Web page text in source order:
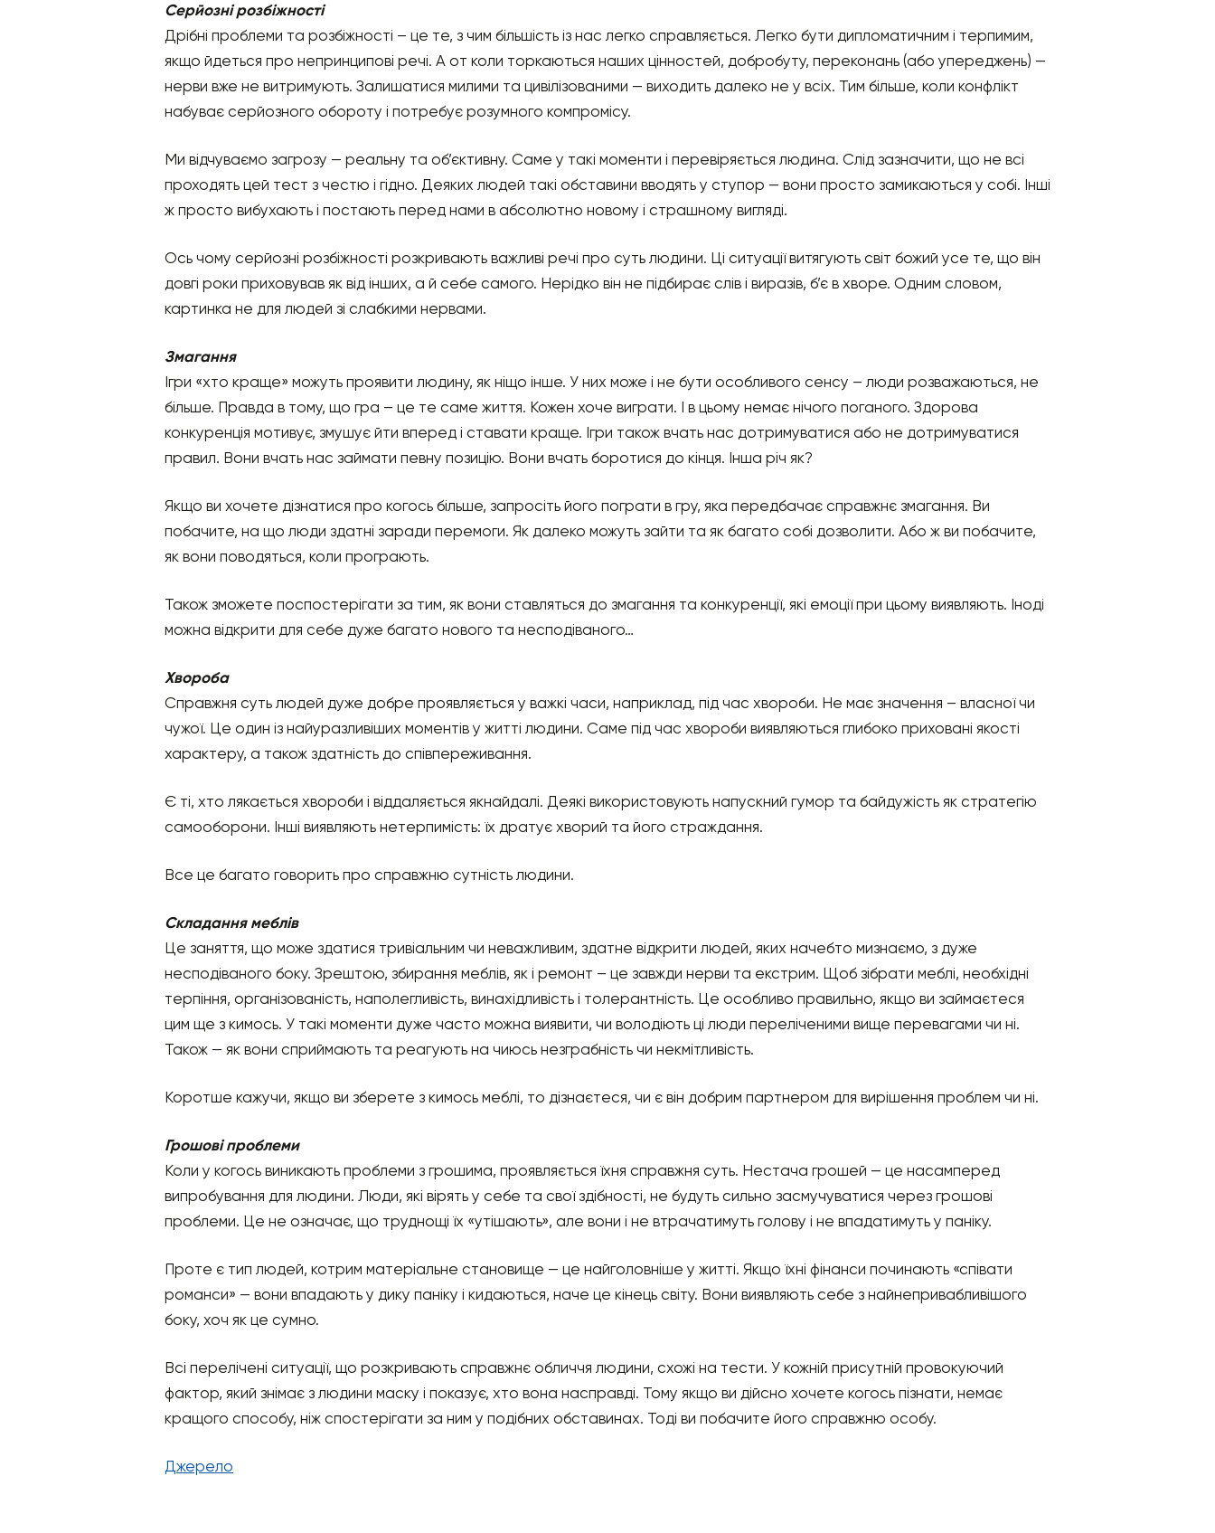
Серйозні розбіжності
Дрібні проблеми та розбіжності – це те, з чим більшість із нас легко справляється. Легко бути дипломатичним і терпимим,
якщо йдеться про непринципові речі. А от коли торкаються наших цінностей, добробуту, переконань (або упереджень) —
нерви вже не витримують. Залишатися милими та цивілізованими — виходить далеко не у всіх. Тим більше, коли конфлікт
набуває серйозного обороту і потребує розумного компромісу.
Ми відчуваємо загрозу — реальну та об’єктивну. Саме у такі моменти і перевіряється людина. Слід зазначити, що не всі
проходять цей тест з честю і гідно. Деяких людей такі обставини вводять у ступор — вони просто замикаються у собі. Інші
ж просто вибухають і постають перед нами в абсолютно новому і страшному вигляді.
Ось чому серйозні розбіжності розкривають важливі речі про суть людини. Ці ситуації витягують світ божий усе те, що він
довгі роки приховував як від інших, а й себе самого. Нерідко він не підбирає слів і виразів, б’є в хворе. Одним словом,
картинка не для людей зі слабкими нервами.
Змагання
Ігри «хто краще» можуть проявити людину, як ніщо інше. У них може і не бути особливого сенсу – люди розважаються, не
більше. Правда в тому, що гра – це те саме життя. Кожен хоче виграти. І в цьому немає нічого поганого. Здорова
конкуренція мотивує, змушує йти вперед і ставати краще. Ігри також вчать нас дотримуватися або не дотримуватися
правил. Вони вчать нас займати певну позицію. Вони вчать боротися до кінця. Інша річ як?
Якщо ви хочете дізнатися про когось більше, запросіть його пограти в гру, яка передбачає справжнє змагання. Ви
побачите, на що люди здатні заради перемоги. Як далеко можуть зайти та як багато собі дозволити. Або ж ви побачите,
як вони поводяться, коли програють.
Також зможете поспостерігати за тим, як вони ставляться до змагання та конкуренції, які емоції при цьому виявляють. Іноді
можна відкрити для себе дуже багато нового та несподіваного…
Хвороба
Справжня суть людей дуже добре проявляється у важкі часи, наприклад, під час хвороби. Не має значення – власної чи
чужої. Це один із найуразливіших моментів у житті людини. Саме під час хвороби виявляються глибоко приховані якості
характеру, а також здатність до співпереживання.
Є ті, хто лякається хвороби і віддаляється якнайдалі. Деякі використовують напускний гумор та байдужість як стратегію
самооборони. Інші виявляють нетерпимість: їх дратує хворий та його страждання.
Все це багато говорить про справжню сутність людини.
Складання меблів
Це заняття, що може здатися тривіальним чи неважливим, здатне відкрити людей, яких начебто мизнаємо, з дуже
несподіваного боку. Зрештою, збирання меблів, як і ремонт – це завжди нерви та екстрим. Щоб зібрати меблі, необхідні
терпіння, організованість, наполегливість, винахідливість і толерантність. Це особливо правильно, якщо ви займаєтеся
цим ще з кимось. У такі моменти дуже часто можна виявити, чи володіють ці люди переліченими вище перевагами чи ні.
Також — як вони сприймають та реагують на чиюсь незграбність чи некмітливість.
Коротше кажучи, якщо ви зберете з кимось меблі, то дізнаєтеся, чи є він добрим партнером для вирішення проблем чи ні.
Грошові проблеми
Коли у когось виникають проблеми з грошима, проявляється їхня справжня суть. Нестача грошей — це насамперед
випробування для людини. Люди, які вірять у себе та свої здібності, не будуть сильно засмучуватися через грошові
проблеми. Це не означає, що труднощі їх «утішають», але вони і не втрачатимуть голову і не впадатимуть у паніку.
Проте є тип людей, котрим матеріальне становище — це найголовніше у житті. Якщо їхні фінанси починають «співати
романси» — вони впадають у дику паніку і кидаються, наче це кінець світу. Вони виявляють себе з найнепривабливішого
боку, хоч як це сумно.
Всі перелічені ситуації, що розкривають справжнє обличчя людини, схожі на тести. У кожній присутній провокуючий
фактор, який знімає з людини маску і показує, хто вона насправді. Тому якщо ви дійсно хочете когось пізнати, немає
кращого способу, ніж спостерігати за ним у подібних обставинах. Тоді ви побачите його справжню особу.
Джерело